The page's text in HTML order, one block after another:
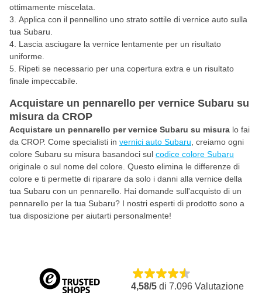
ottimamente miscelata.
Applica con il pennellino uno strato sottile di vernice auto sulla
tua Subaru.
Lascia asciugare la vernice lentamente per un risultato
uniforme.
Ripeti se necessario per una copertura extra e un risultato
finale impeccabile.
Acquistare un pennarello per vernice Subaru su
misura da CROP
Acquistare un pennarello per vernice Subaru su misura lo fai
da CROP. Come specialisti in vernici auto Subaru , creiamo ogni
colore Subaru su misura basandoci sul codice colore Subaru
originale o sul nome del colore. Questo elimina le differenze di
colore e ti permette di riparare da solo i danni alla vernice della
tua Subaru con un pennarello. Hai domande sull'acquisto di un
pennarello per la tua Subaru? I nostri esperti di prodotto sono a
tua disposizione per aiutarti personalmente!
4,58/5 di 7.096 Valutazione